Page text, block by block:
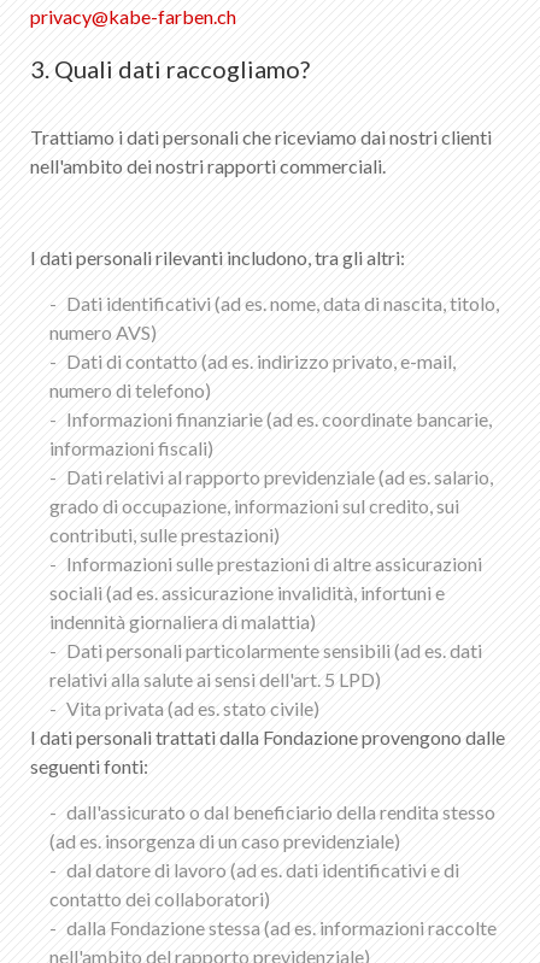
privacy@kabe-farben.ch
3. Quali dati raccogliamo?
Trattiamo i dati personali che riceviamo dai nostri clienti
nell'ambito dei nostri rapporti commerciali.
I dati personali rilevanti includono, tra gli altri:
Dati identificativi (ad es. nome, data di nascita, titolo,
numero AVS)
Dati di contatto (ad es. indirizzo privato, e-mail,
numero di telefono)
Informazioni finanziarie (ad es. coordinate bancarie,
informazioni fiscali)
Dati relativi al rapporto previdenziale (ad es. salario,
grado di occupazione, informazioni sul credito, sui
contributi, sulle prestazioni)
Informazioni sulle prestazioni di altre assicurazioni
sociali (ad es. assicurazione invalidità, infortuni e
indennità giornaliera di malattia)
Dati personali particolarmente sensibili (ad es. dati
relativi alla salute ai sensi dell'art. 5 LPD)
Vita privata (ad es. stato civile)
I dati personali trattati dalla Fondazione provengono dalle
seguenti fonti:
dall'assicurato o dal beneficiario della rendita stesso
(ad es. insorgenza di un caso previdenziale)
dal datore di lavoro (ad es. dati identificativi e di
contatto dei collaboratori)
dalla Fondazione stessa (ad es. informazioni raccolte
nell'ambito del rapporto previdenziale)